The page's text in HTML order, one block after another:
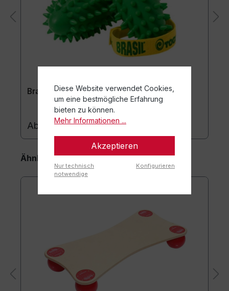
Brasil®
Ab 34,90 €*
Ähnliche Artikel
Diese Website verwendet Cookies,
um eine bestmögliche Erfahrung
bieten zu können.
Mehr Informationen ...
Akzeptieren
Nur technisch
notwendige
Konfigurieren